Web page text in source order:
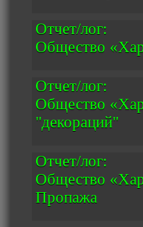
Отчет/лог:
Общество
Отчет/лог:
Общество
"декораций"
Отчет/лог:
Общество
Пропажа